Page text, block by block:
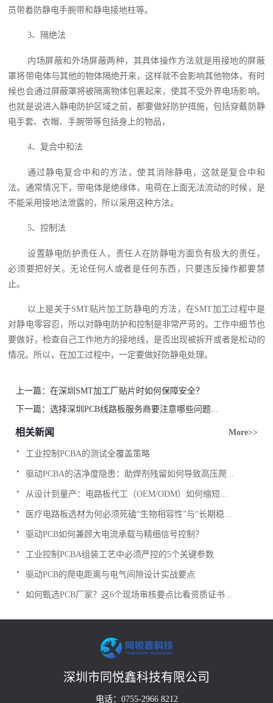
员带着防静电手腕带和静电接地柱等。
3、隔绝法
内场屏蔽和外场屏蔽两种，其具体操作方法就是用接地的屏蔽
罩将带电体与其他的物体隔绝开来，这样就不会影响其他物体，有时
候也会通过屏蔽罩将被隔离物体包裹起来，使其不受外界电场影响。
也就是说进入静电防护区域之前，都要做好防护措施，包括穿戴防静
电手套、衣帽、手腕带等包括身上的物品，
4、复合中和法
通过静电复合中和的方法，使其消除静电，这就是复合中和
法。通常情况下，带电体是绝缘体，电荷在上面无法流动的时候，是
不能采用接地法泄露的，所以采用这种方法。
5、控制法
设置静电防护责任人，责任人在防静电方面负有极大的责任，
必须要把好关。无论任何人或者是任何东西，只要违反操作都要禁
止。
以上是关于SMT贴片加工防静电的方法，在SMT加工过程中是
对静电零容忍，所以对静电防护和控制是非常严苛的。工作中细节也
要做好，检查自己工作地方的接地线，是否出现被拆开或者是松动的
情况。所以，在加工过程中，一定要做好防静电处理。
上一篇：在深圳SMT加工厂贴片时如何保障安全？
下一篇：选择深圳PCB线路板服务商要注意哪些问题...
相关新闻 More>>
工业控制PCBA的测试全覆盖策略
.
驱动PCBA的洁净度隐患：助焊剂残留如何导致高压爬...
.
从设计到量产：电路板代工（OEM/ODM）如何缩短...
.
医疗电路板选材为何必须死磕“生物相容性”与“长期稳...
.
驱动PCB如何兼顾大电流承载与精细信号控制？
.
工业控制PCBA组装工艺中必须严控的5个关键参数
.
驱动PCB的爬电距离与电气间隙设计实战要点
.
如何甄选PCB厂家？这6个现场审核要点比看资质证书...
.
深圳市同悦鑫科技有限公司
电话：0755-2966 8212